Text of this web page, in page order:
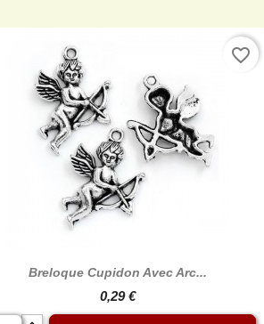
Aperçu rapide
Breloque Cupidon Avec Arc...
0,29 €
favorite_border